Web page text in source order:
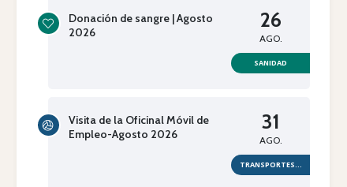
El Ayuntamiento de Cobeña informa
de la realización de tratamientos de
Donación de sangre | Agosto
2026
26
AGO.
SANIDAD
Visita de la Oficinal Móvil de
Empleo-Agosto 2026
31
AGO.
TRANSPORTES Y EMPLEO